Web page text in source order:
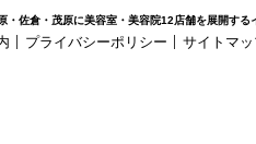
・佐倉・茂原に美容室・美容院12店舗を展開する
プライバシーポリシー サイトマ